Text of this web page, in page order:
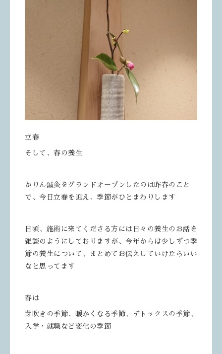
立春
そして、春の養生
かりん鍼灸をグランドオープンしたのは昨春のこと
で、今日立春を迎え、季節がひとまわりします
日頃、施術に来てくださる方には日々の養生のお話を
雑談のようにしておりますが、今年からは少しずつ季
節の養生について、まとめてお伝えしていけたらいい
なと思ってます
春は
芽吹きの季節、暖かくなる季節、デトックスの季節、
入学・就職など変化の季節